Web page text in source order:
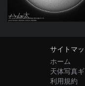
ハム太
サイトマ
ホーム
天体写真
利用規約